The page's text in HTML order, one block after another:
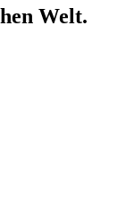
Welt.